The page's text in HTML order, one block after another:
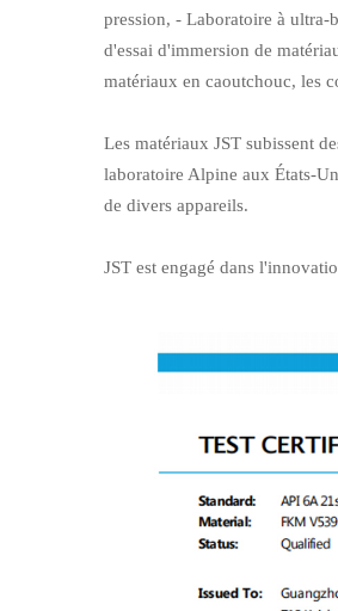
pression, - Laboratoire à ultra-
d'essai d'immersion de
matériaux en caoutchouc, les
Les matériaux JST subissent
laboratoire Alpine aux États-
de divers appareils.
JST est engagé dans